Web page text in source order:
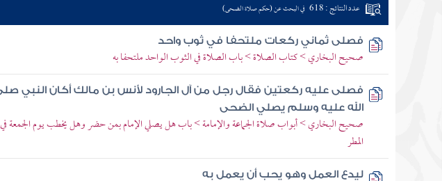
عدد النتائج : 618 في البحث عن (حكم صلاة الضحى)
فصلى ثماني ركعات ملتحفا في ثوب واحد
صحيح البخاري > كتاب الصلاة > باب الصلاة في الثوب الواحد ملتحفا به
فصلى عليه ركعتين فقال رجل من آل الجارود لأنس بن مالك أكان النبي
الله عليه وسلم يصلي الضحى
صحيح البخاري > أبواب صلاة الجماعة والإمامة > باب هل يصلي الإمام بمن حضر وهل يخطب يوم الجمعة في
المطر
ليدع العمل وهو يحب أن يعمل به